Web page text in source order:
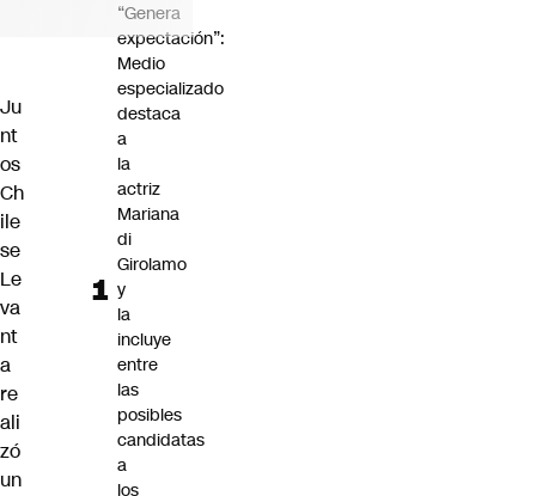
Ju
nt
os
Ch
ile
se
Le
va
nt
a
re
ali
zó
un
“Genera
expectación”:
Medio
especializado
destaca
a
la
actriz
Mariana
di
Girolamo
y
la
incluye
entre
las
posibles
candidatas
a
los